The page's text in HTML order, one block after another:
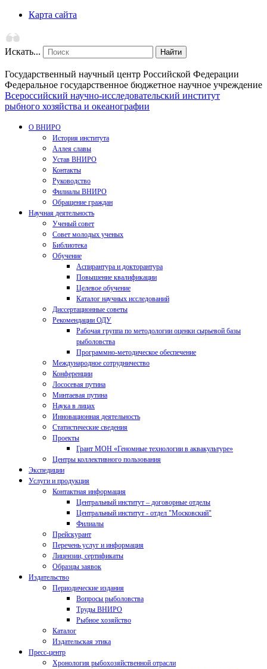
Карта сайта
Искать... Найти
Государственный научный центр Российской Федерации
Федеральное государственное бюджетное научное учреждение
Всероссийский научно-исследовательский институт
рыбного хозяйства и океанографии
О ВНИРО
История института
Аллея славы
Устав ВНИРО
Контакты
Руководство
Филиалы ВНИРО
Обращение граждан
Научная деятельность
Ученый совет
Совет молодых ученых
Библиотека
Обучение
Аспирантура и докторантура
Повышение квалификации
Целевое обучение
Каталог научных исследований
Диссертационные советы
Рекомендации ОДУ
Рабочая группа по методологии оценки сырьевой базы
рыболовства
Программно-методическое обеспечение
Международное сотрудничество
Конференции
Лососевая путина
Минтаевая путина
Наука в лицах
Инновационная деятельность
Статистические сведения
Проекты
Грант МОН «Геномные технологии в аквакультуре»
Центры коллективного пользования
Экспедиции
Услуги и продукция
Контактная информация
Центральный институт – договорные отделы
Центральный институт - отдел "Московский"
Филиалы
Прейскурант
Перечень услуг и информация
Лицензии, сертификаты
Образцы заявок
Издательство
Периодические издания
Вопросы рыболовства
Труды ВНИРО
Рыбное хозяйство
Каталог
Издательская этика
Пресс-центр
Хронология рыбохозяйственной отрасли